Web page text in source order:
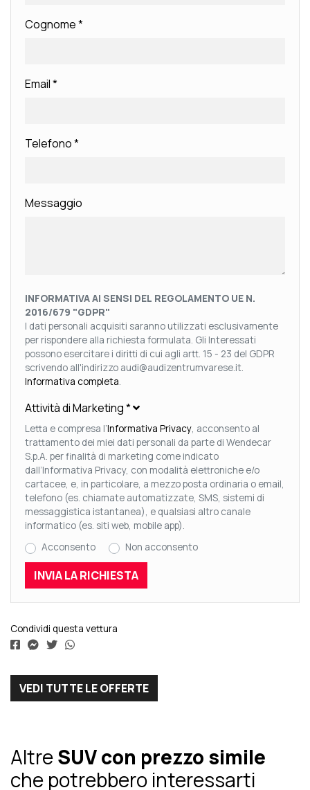
Cognome*
Email*
Telefono*
Messaggio
INFORMATIVA AI SENSI DEL REGOLAMENTO UE N.
2016/679 "GDPR"
I dati personali acquisiti saranno utilizzati esclusivamente
per rispondere alla richiesta formulata. Gli Interessati
possono esercitare i diritti di cui agli artt. 15 - 23 del GDPR
scrivendo all'indirizzo audi@audizentrumvarese.it.
Informativa completa.
Attività di Marketing*
Letta e compresa l’Informativa Privacy, acconsento al
trattamento dei miei dati personali da parte di Wendecar
S.p.A. per finalità di marketing come indicato
dall’Informativa Privacy, con modalità elettroniche e/o
cartacee, e, in particolare, a mezzo posta ordinaria o email,
telefono (es. chiamate automatizzate, SMS, sistemi di
messaggistica istantanea), e qualsiasi altro canale
informatico (es. siti web, mobile app).
Acconsento
Non acconsento
Condividi questa vettura
VEDI TUTTE LE OFFERTE
AltreSUV con prezzo simile
che potrebbero interessarti